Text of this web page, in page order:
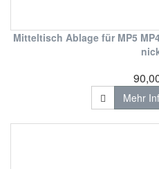
Mitteltisch Ablage für MP5
Mehr